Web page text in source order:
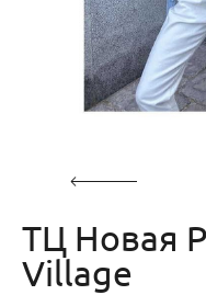
ТЦ Новая
Village